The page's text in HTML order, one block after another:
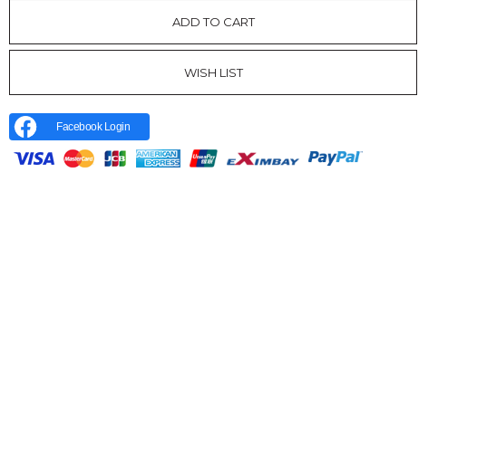
ADD TO CART
WISH LIST
Facebook Login